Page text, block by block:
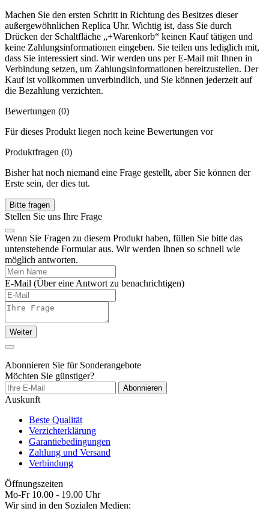
Machen Sie den ersten Schritt in Richtung des Besitzes dieser
außergewöhnlichen Replica Uhr. Wichtig ist, dass Sie durch
Drücken der Schaltfläche „+Warenkorb“ keinen Kauf tätigen und
keine Zahlungsinformationen eingeben. Sie teilen uns lediglich mit,
dass Sie interessiert sind. Wir werden uns per E-Mail mit Ihnen in
Verbindung setzen, um Zahlungsinformationen bereitzustellen. Der
Kauf ist vollkommen unverbindlich, und Sie können jederzeit auf
die Bezahlung verzichten.
Bewertungen (0)
Für dieses Produkt liegen noch keine Bewertungen vor
Produktfragen (0)
Bisher hat noch niemand eine Frage gestellt, aber Sie können der
Erste sein, der dies tut.
Bitte fragen
Stellen Sie uns Ihre Frage
Wenn Sie Fragen zu diesem Produkt haben, füllen Sie bitte das
untenstehende Formular aus. Wir werden Ihnen so schnell wie
möglich antworten.
E-Mail (Über eine Antwort zu benachrichtigen)
Weiter
Abonnieren Sie für Sonderangebote
Möchten Sie günstiger?
Abonnieren
Auskunft
Beste Qualität
Verzichterklärung
Garantiebedingungen
Zahlung und Versand
Verbindung
Öffnungszeiten
Mo-Fr 10.00 - 19.00 Uhr
Wir sind in den Sozialen Medien: